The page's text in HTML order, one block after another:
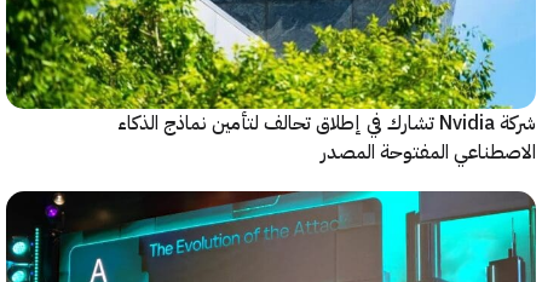
شركة Nvidia تشارك في إطلاق تحالف لتأمين نماذج الذكاء
المفتوحة المصدر